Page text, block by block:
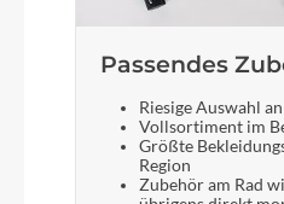
Passendes
Riesige Auswahl
Vollsortiment im
Größte
Region
Zubehör am Rad